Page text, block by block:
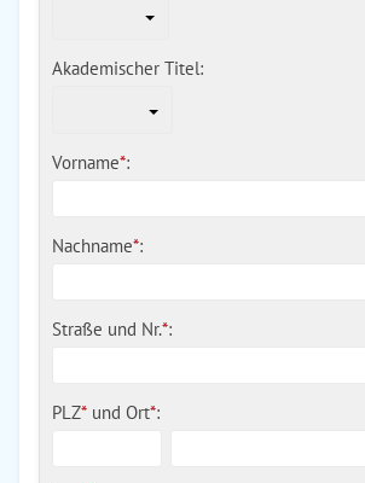
Akademischer Titel:
Vorname*:
Nachname*:
Straße und Nr.*:
PLZ* und Ort*: